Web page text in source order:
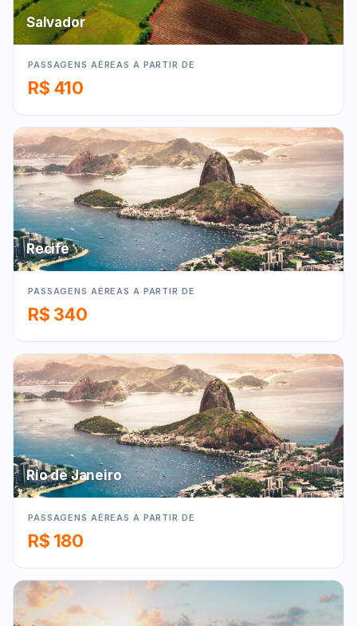
Salvador
PASSAGENS AÉREAS A PARTIR DE
R$ 410
Recife
PASSAGENS AÉREAS A PARTIR DE
R$ 340
Rio de Janeiro
PASSAGENS AÉREAS A PARTIR DE
R$ 180